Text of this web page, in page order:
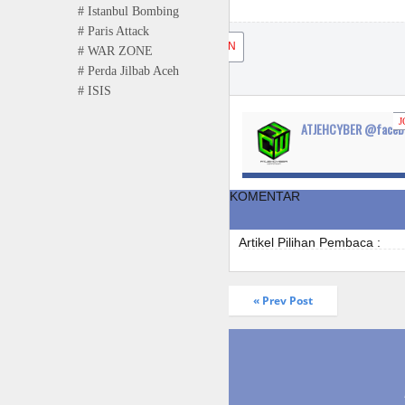
# Istanbul Bombing
# Paris Attack
# WAR ZONE
# Perda Jilbab Aceh
# ISIS
JOIN
ATJEHCYBER
KOMENTAR
Artikel Pilihan Pembaca :
« Prev Post